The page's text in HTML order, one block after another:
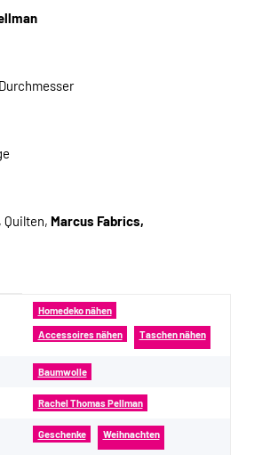
, Quilten, Marcus Fabrics,
Homedeko nähen
Accessoires nähen Taschen nähen
Baumwolle
Rachel Thomas Pellman
Geschenke Weihnachten